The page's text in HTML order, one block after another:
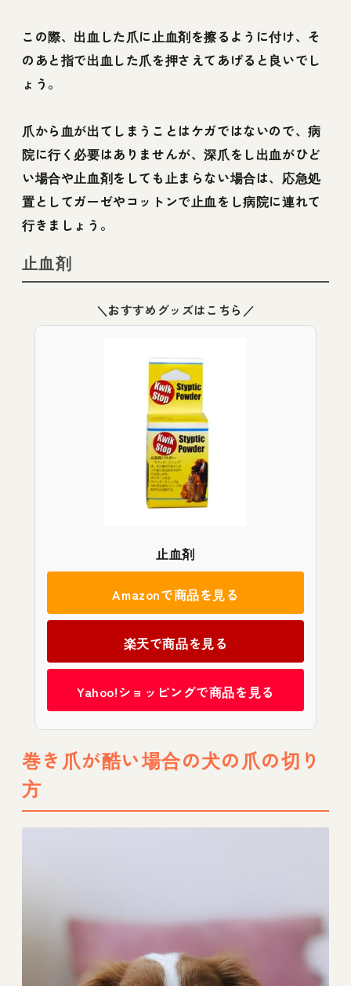
この際、出血した爪に止血剤を擦るように付け、そ
のあと指で出血した爪を押さえてあげると良いでし
ょう。
爪から血が出てしまうことはケガではないので、病
院に行く必要はありませんが、深爪をし出血がひど
い場合や止血剤をしても止まらない場合は、応急処
置としてガーゼやコットンで止血をし病院に連れて
行きましょう。
止血剤
＼おすすめグッズはこちら／
止血剤
Amazonで商品を見る
楽天で商品を見る
Yahoo!ショッピングで商品を見る
巻き爪が酷い場合の犬の爪の切り
方